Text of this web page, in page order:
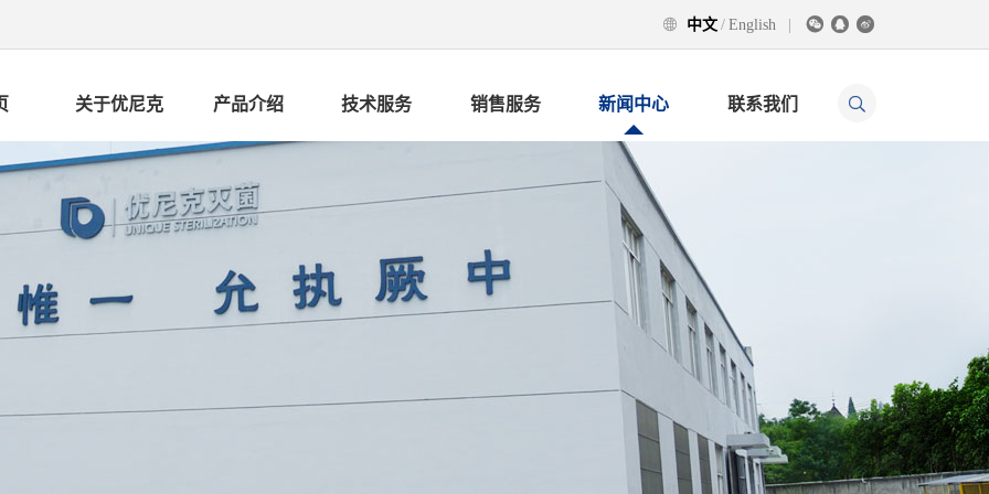
 中文 / English   
关于优尼克 产品介绍 技术服务 销售服务 新闻中心 联系我们 